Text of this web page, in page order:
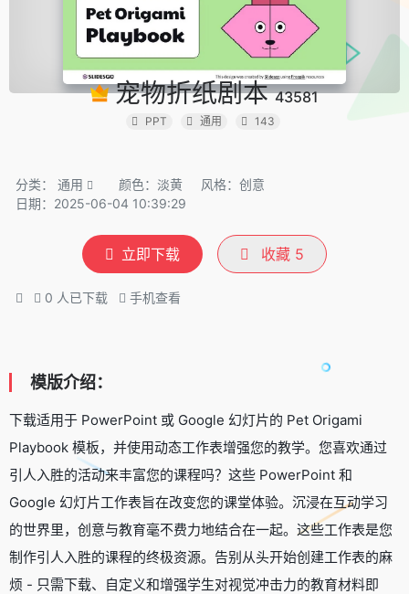
宠物折纸剧本43581
PPT 通用 143
分类： 通用 颜色：淡黄
风格：创意
日期：2025-06-04 10:39:29
立即下载 收藏 5
0 人已下载 手机查看
模版介绍：
下载适用于 PowerPoint 或 Google 幻灯片的 Pet Origami
Playbook 模板，并使用动态工作表增强您的教学。您喜欢通过
引人入胜的活动来丰富您的课程吗？这些 PowerPoint 和
Google 幻灯片工作表旨在改变您的课堂体验。沉浸在互动学习
的世界里，创意与教育毫不费力地结合在一起。这些工作表是您
制作引人入胜的课程的终极资源。告别从头开始创建工作表的麻
烦 - 只需下载、自定义和增强学生对视觉冲击力的教育材料即